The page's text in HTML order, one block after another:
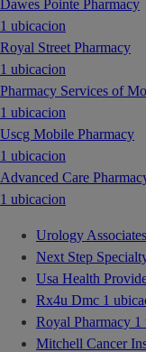
Dawes Pointe Pharmacy
1 ubicacion
Royal Street Pharmacy
1 ubicacion
Pharmacy Services of
1 ubicacion
Uscg Mobile Pharmacy
1 ubicacion
Advanced Care
1 ubicacion
Urology
Next Step
Usa Health
Rx4u Dmc 1
Royal Pharmacy 1
Mitchell Cancer